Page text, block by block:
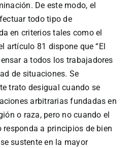
De este modo, el
todo tipo de
en criterios tales como el
artículo 81 dispone que “El
a todos los trabajadores
de situaciones. Se
trato desigual cuando se
arbitrarias fundadas en
o raza, pero no cuando el
a principios de bien
sustente en la mayor